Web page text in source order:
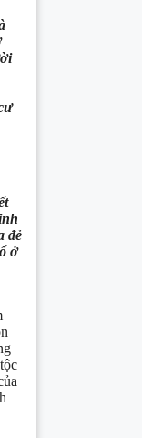
đẻ
ở